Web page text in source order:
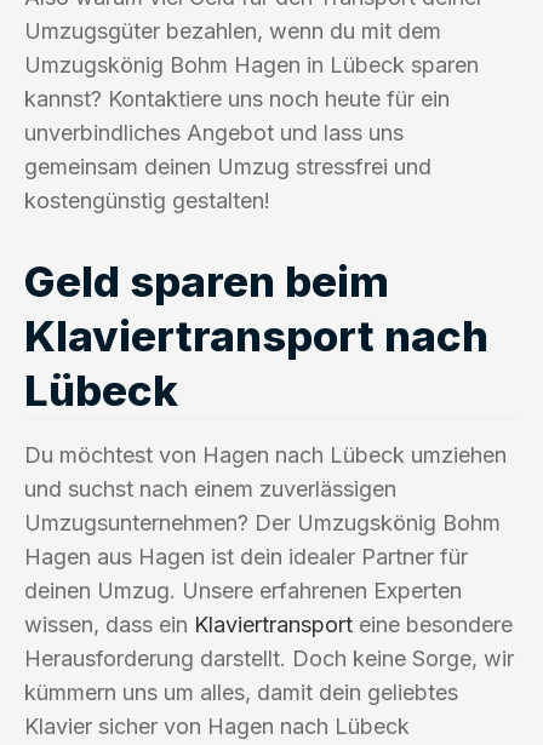
Umzugsgüter bezahlen, wenn du mit dem
Umzugskönig Bohm Hagen in Lübeck sparen
kannst? Kontaktiere uns noch heute für ein
unverbindliches Angebot und lass uns
gemeinsam deinen Umzug stressfrei und
kostengünstig gestalten!
Geld sparen beim
Klaviertransport nach
Lübeck
Du möchtest von Hagen nach Lübeck umziehen
und suchst nach einem zuverlässigen
Umzugsunternehmen? Der Umzugskönig Bohm
Hagen aus Hagen ist dein idealer Partner für
deinen Umzug. Unsere erfahrenen Experten
wissen, dass ein Klaviertransport eine besondere
Herausforderung darstellt. Doch keine Sorge, wir
kümmern uns um alles, damit dein geliebtes
Klavier sicher von Hagen nach Lübeck